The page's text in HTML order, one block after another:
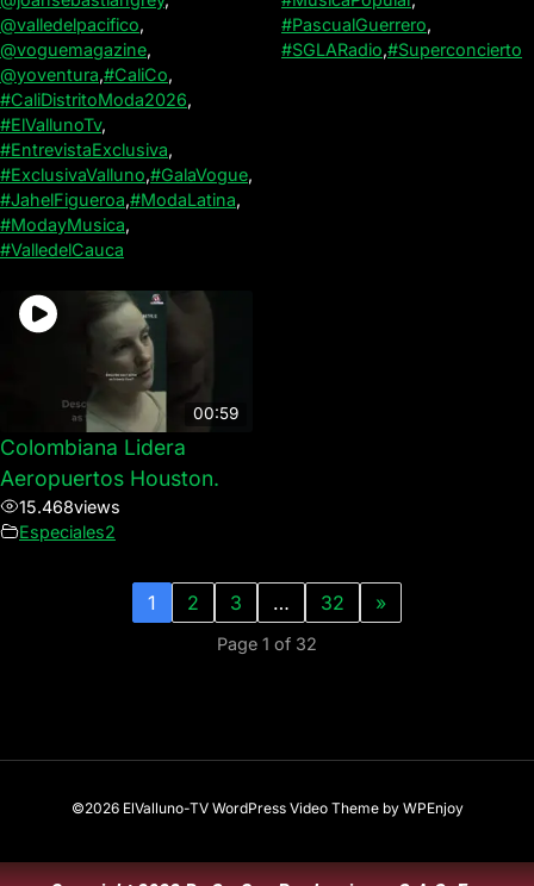
@valledelpacifico,
@voguemagazine,
@yoventura,#CaliCo,
#CaliDistritoModa2026,
#ElVallunoTv,
#EntrevistaExclusiva,
#ExclusivaValluno,#GalaVogue,
#JahelFigueroa,#ModaLatina,
#ModayMusica,
#ValledelCauca
#PascualGuerrero,
#SGLARadio,#Superconcierto
00:59
Colombiana Lidera
Aeropuertos Houston.
15.468views
Especiales2
1 2 3 … 32 »
Page 1 of 32
©2026 ElValluno-TV WordPress Video Themeby WPEnjoy